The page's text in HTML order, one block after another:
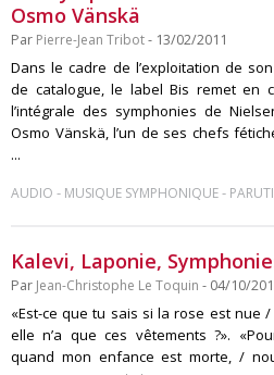
Osmo Vänskä
Par Pierre-Jean Tribot- 13/02/2011
Dans le cadre de l’exploitation de
de catalogue, le label Bis remet en
l’intégrale des symphonies de
Osmo Vänskä, l’un de ses chefs
...
AUDIO - MUSIQUE SYMPHONIQUE-
Kalevi, Laponie,
Par Jean-Christophe Le Toquin - 04/10/
«Est-ce que tu sais si la rose est nue /
elle n’a que ces vêtements ?».
quand mon enfance est morte, /